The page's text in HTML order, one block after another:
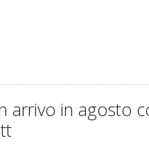
arrivo in agosto